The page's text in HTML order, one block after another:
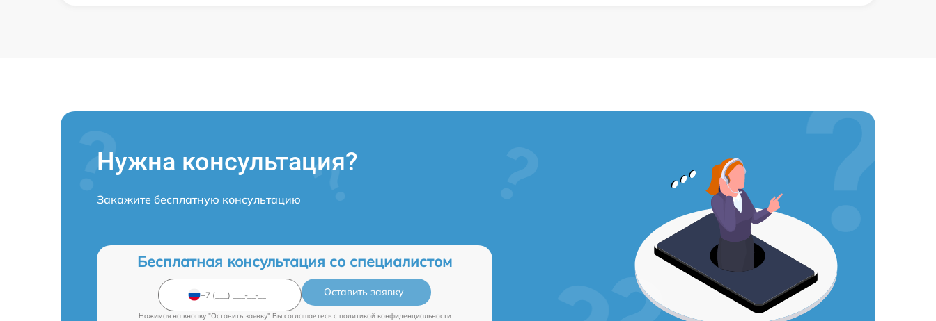
Нужна консультация?
Закажите бесплатную консультацию
Бесплатная консультация со специалистом
Оставить заявку
Нажимая на кнопку "Оставить заявку" Вы соглашаетесь c политикой конфиденциальности